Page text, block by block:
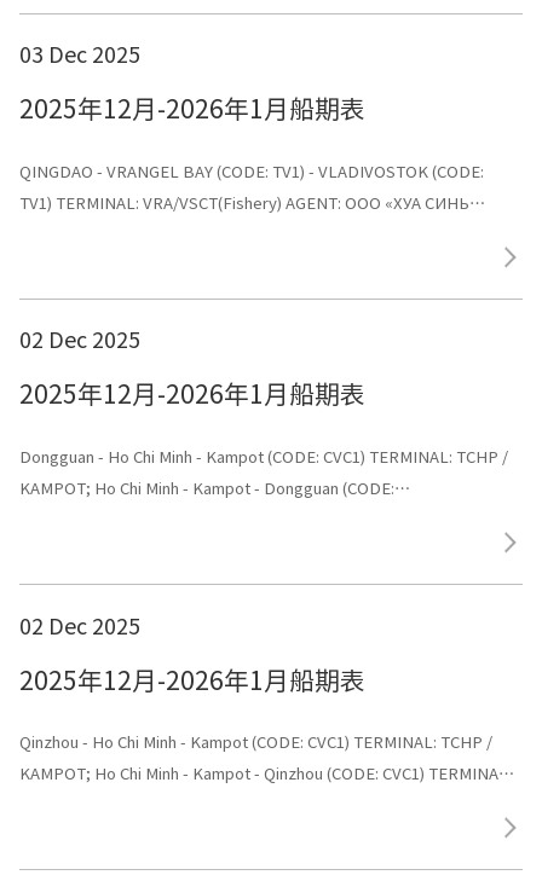
03 Dec 2025
2025年12月-2026年1月船期表
QINGDAO - VRANGEL BAY (CODE: TV1) - VLADIVOSTOK (CODE:
TV1) TERMINAL: VRA/VSCT(Fishery) AGENT: ООО «ХУА СИНЬ
02 Dec 2025
2025年12月-2026年1月船期表
Dongguan - Ho Chi Minh - Kampot (CODE: CVC1) TERMINAL: TCHP /
KAMPOT; Ho Chi Minh - Kampot - Dongguan (CODE:
02 Dec 2025
2025年12月-2026年1月船期表
Qinzhou - Ho Chi Minh - Kampot (CODE: CVC1) TERMINAL: TCHP /
KAMPOT; Ho Chi Minh - Kampot - Qinzhou (CODE: CVC1) TERMINAL: